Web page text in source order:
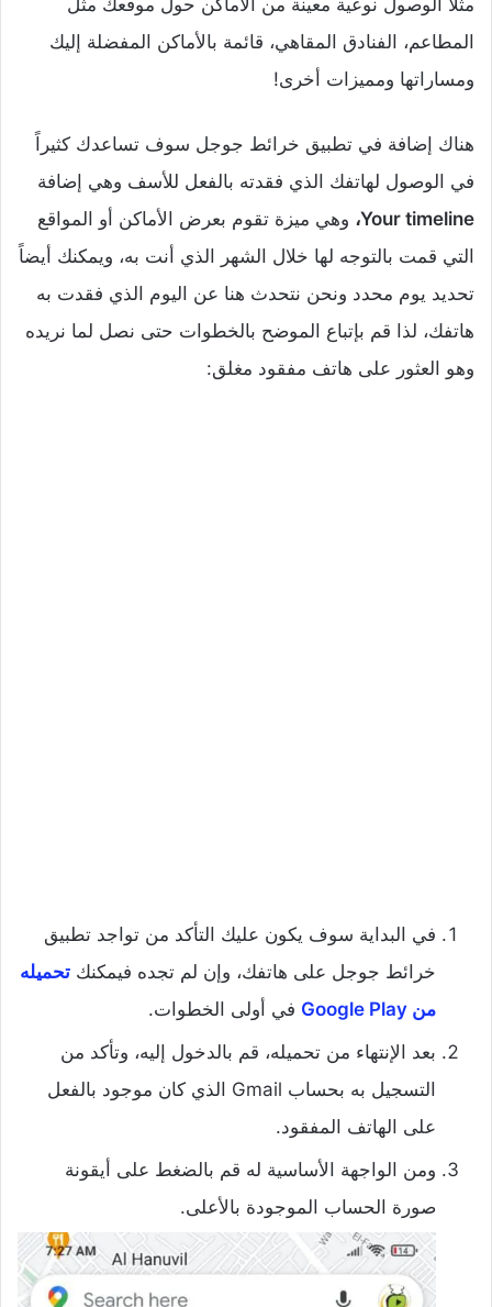
المطاعم، الفنادق المقاهي، قائمة بالأماكن المفضلة إليك
ومساراتها ومميزات أخرى!
هناك إضافة في تطبيق خرائط جوجل سوف تساعدك كثيراً
في الوصول لهاتفك الذي فقدته بالفعل للأسف وهي إضافة
Your timeline، وهي ميزة تقوم بعرض الأماكن أو المواقع
التي قمت بالتوجه لها خلال الشهر الذي أنت به، ويمكنك أيضاً
تحديد يوم محدد ونحن نتحدث هنا عن اليوم الذي فقدت به
هاتفك، لذا قم بإتباع الموضح بالخطوات حتى نصل لما نريده
وهو العثور على هاتف مفقود مغلق:
في البداية سوف يكون عليك التأكد من تواجد تطبيق
خرائط جوجل على هاتفك، وإن لم تجده فيمكنك تحميله
من Google Play
في أولى الخطوات.
بعد الإنتهاء من تحميله، قم بالدخول إليه، وتأكد من
التسجيل به بحساب Gmail الذي كان موجود بالفعل
على الهاتف المفقود.
ومن الواجهة الأساسية له قم بالضغط على أيقونة
صورة الحساب الموجودة بالأعلى.